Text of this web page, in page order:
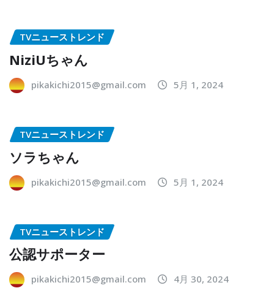
TVニューストレンド
NiziUちゃん
pikakichi2015@gmail.com 5月 1, 2024
TVニューストレンド
ソラちゃん
pikakichi2015@gmail.com 5月 1, 2024
TVニューストレンド
公認サポーター
pikakichi2015@gmail.com 4月 30, 2024